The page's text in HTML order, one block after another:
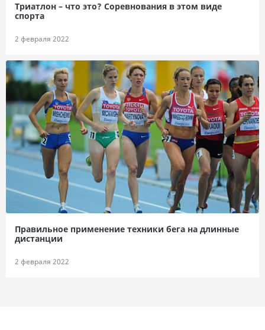
Триатлон – что это? Соревнования в этом виде
спорта
2 февраля 2022
Правильное применение техники бега на длинные
дистанции
2 февраля 2022